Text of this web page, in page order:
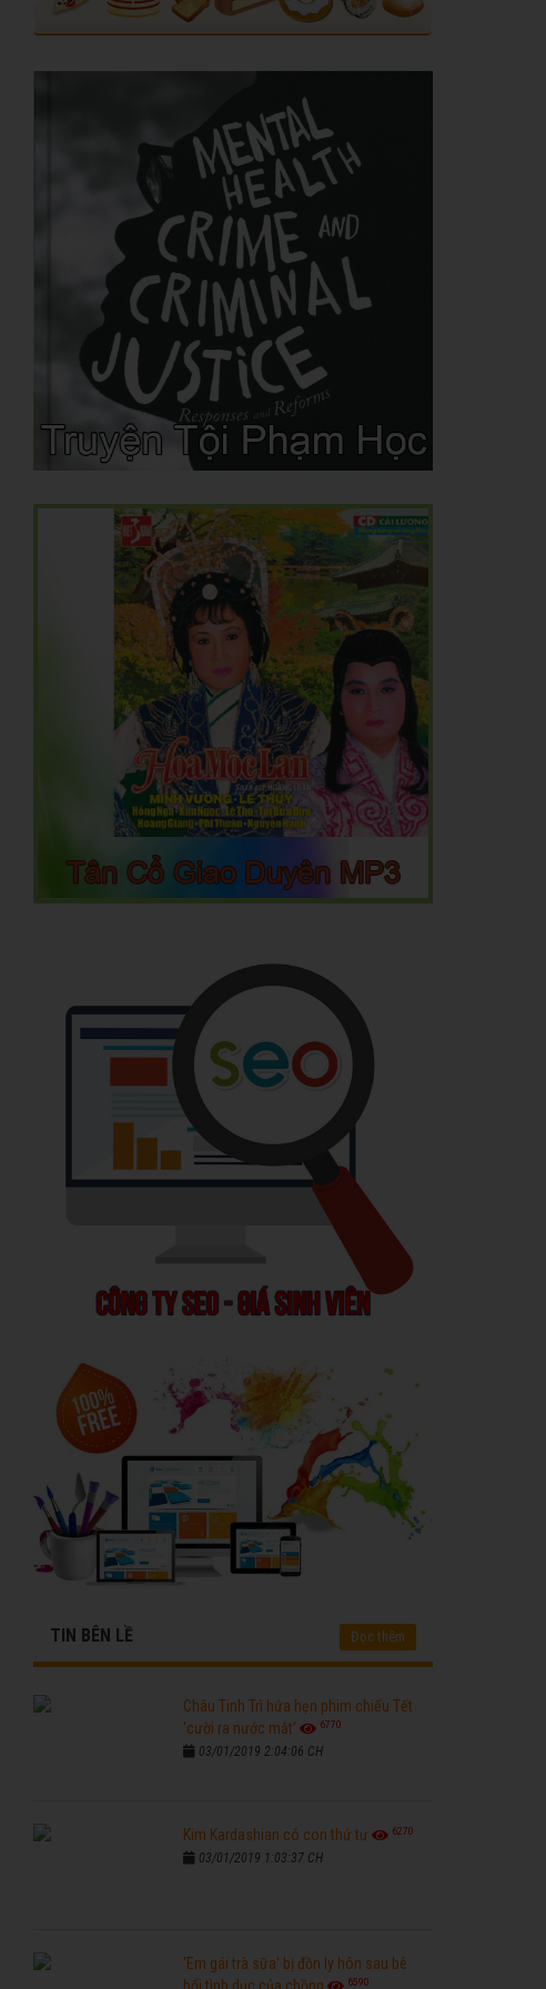
TIN BÊN LỀ Đọc thêm
Châu Tinh Trì hứa hẹn phim chiếu Tết
'cười ra nước mắt'
6770
03/01/2019 2:04:06 CH
Kim Kardashian có con thứ tư 6270
03/01/2019 1:03:37 CH
'Em gái trà sữa' bị đồn ly hôn sau bê
6590